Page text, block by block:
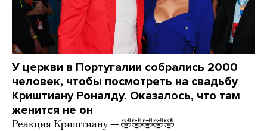
У церкви в Португалии собрались 2000
человек, чтобы посмотреть на свадьбу
Криштиану Роналду. Оказалось, что там
женится не он
Реакция Криштиану — 🤣🤣🤣🤣🤣